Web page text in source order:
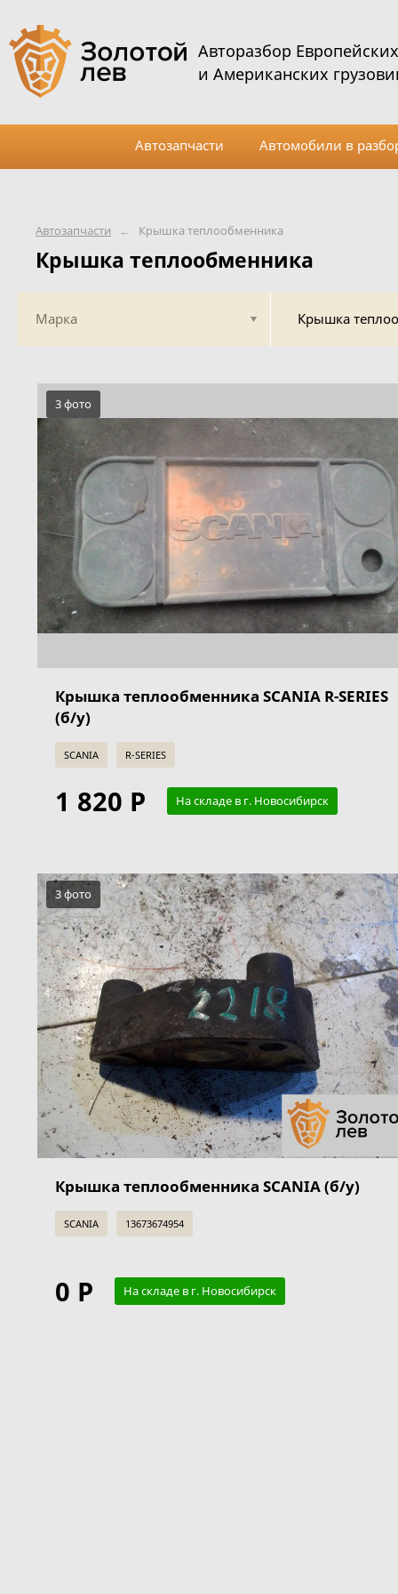
Автозапчасти ← Крышка теплообменника
Крышка теплообменника
Марка Крышка
3 фото
Крышка теплообменника SCANIA R-SERIES
(б/у)
SCANIA R-SERIES
1 820 Р На складе в г. Новосибирск
3 фото
Крышка теплообменника SCANIA (б/у)
SCANIA 13673674954
0 Р На складе в г. Новосибирск
Авторазбор Европейских
и Американских
Автозапчасти Автомобили в